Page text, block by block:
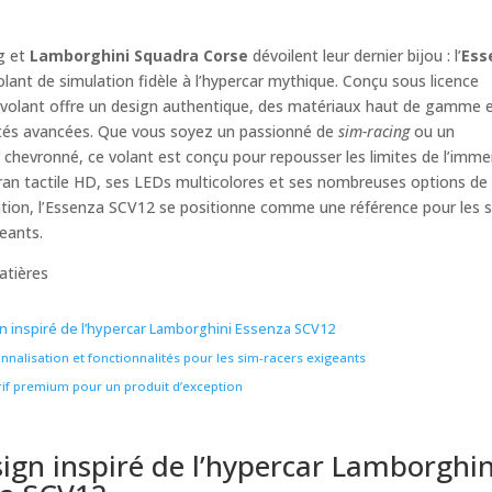
et Lamborghini Squadra Corse dévoilent leur dernier bijou : l’
de simulation fidèle à l’hypercar mythique. Conçu sous licence
offre un design authentique, des matériaux haut de gamme
avancées. Que vous soyez un passionné de sim-racingou un
ce volant est conçu pour repousser les limites de
tactile HD, ses LEDs multicolores et ses nombreuses options de
l’Essenza SCV12 se positionne comme une référence pour les
inspiré de l’hypercar Lamborghini Essenza SCV12
et fonctionnalités pour les sim-racers exigeants
premium pour un produit d’exception
inspiré de l’hypercar